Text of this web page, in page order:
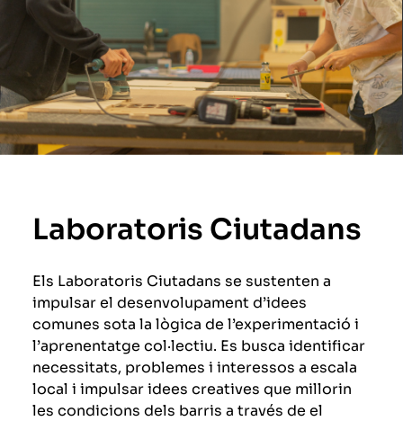
Laboratoris Ciutadans
Els Laboratoris Ciutadans se sustenten a
impulsar el desenvolupament d’idees
comunes sota la lògica de l’experimentació i
l’aprenentatge col·lectiu. Es busca identificar
necessitats, problemes i interessos a escala
local i impulsar idees creatives que millorin
les condicions dels barris a través de el